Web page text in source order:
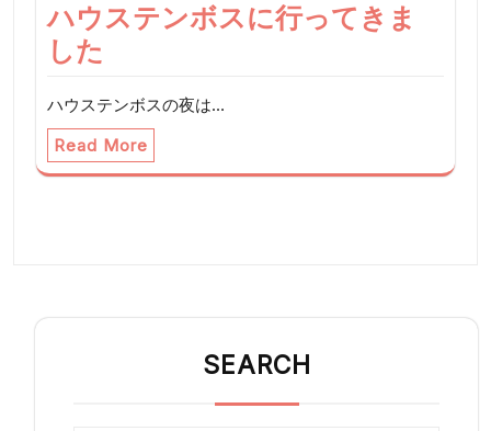
ハウステンボスに行ってきま
した
ハウステンボスの夜は…
Read More
SEARCH